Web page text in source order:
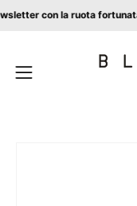
Salta
con la ruota
Apri